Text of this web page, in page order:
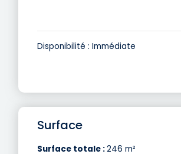
Disponibilité : Immédiate
Surface
Surface totale :246 m²